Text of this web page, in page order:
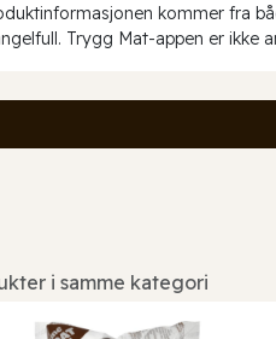
kommer fra
Trygg Mat-appen er ikke
i samme kategori